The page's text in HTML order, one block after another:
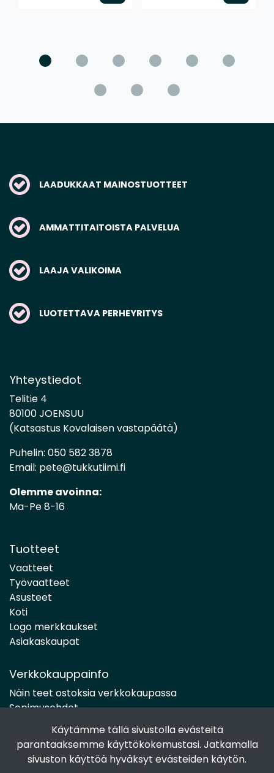
Käytämme tällä sivustolla evästeitä
parantaaksemme käyttökokemustasi. Jatkamalla
sivuston käyttöä hyväksyt evästeiden käytön.
LAADUKKAAT MAINOSTUOTTEET
AMMATTITAITOISTA PALVELUA
LAAJA VALIKOIMA
LUOTETTAVA PERHEYRITYS
Yhteystiedot
Telitie 4
80100 JOENSUU
(Katsastus Kovalaisen vastapäätä)
Puhelin: 050 582 3878
Email: pete@tukkutiimi.fi
Olemme avoinna:
Ma-Pe 8-16
Tuotteet
Vaatteet
Työvaatteet
Asusteet
Koti
Logo merkkaukset
Asiakaskaupat
Verkkokauppainfo
Näin teet ostoksia verkkokaupassa
Sopimusehdot
Toimitustavat
Maksutavat
Tietosuojaseloste